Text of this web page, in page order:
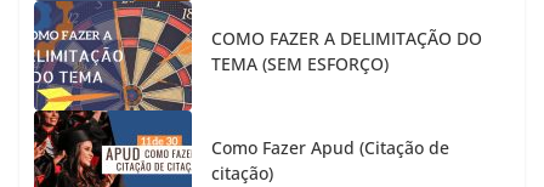
COMO FAZER A DELIMITAÇÃO DO
TEMA (SEM ESFORÇO)
Como Fazer Apud (Citação de
citação)